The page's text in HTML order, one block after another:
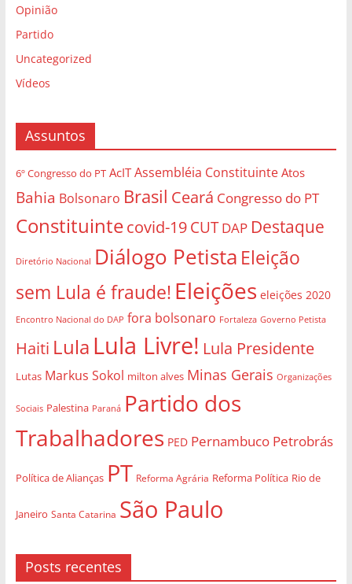
Opinião
Partido
Uncategorized
Vídeos
Assuntos
6º Congresso do PT AcIT Assembléia Constituinte Atos
Bahia Bolsonaro Brasil Ceará Congresso do PT
Constituintecovid-19CUT DAP Destaque
Diretório Nacional Diálogo Petista Eleição
sem Lula é fraude! Eleições eleições 2020
Encontro Nacional do DAP fora bolsonaro Fortaleza Governo Petista
Haiti Lula Lula Livre! Lula Presidente
Lutas Markus Sokol milton alves Minas Gerais Organizações
Sociais Palestina Paraná Partido dos
Trabalhadores PED Pernambuco Petrobrás
Política de Alianças PT Reforma Agrária Reforma Política Rio de
Janeiro Santa Catarina São Paulo
Posts recentes